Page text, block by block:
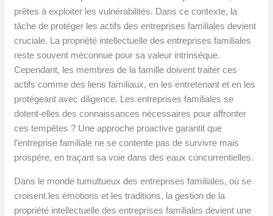
prêtes à exploiter les vulnérabilités. Dans ce contexte, la
tâche de protéger les actifs des entreprises familiales devient
cruciale. La propriété intellectuelle des entreprises familiales
reste souvent méconnue pour sa valeur intrinsèque.
Cependant, les membres de la famille doivent traiter ces
actifs comme des liens familiaux, en les entretenant et en les
protégeant avec diligence. Les entreprises familiales se
dotent-elles des connaissances nécessaires pour affronter
ces tempêtes ? Une approche proactive garantit que
l’entreprise familiale ne se contente pas de survivre mais
prospère, en traçant sa voie dans des eaux concurrentielles.
Dans le monde tumultueux des entreprises familiales, où se
croisent les émotions et les traditions, la gestion de la
propriété intellectuelle des entreprises familiales devient une